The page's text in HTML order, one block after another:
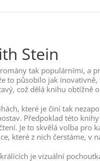
Stein
tak populárními, a
to působilo jak
což dělá knihu obtížně
které je činí tak
Předpoklad této
Je to skvělá volba
které z nich čerstáme, v
je vizuální